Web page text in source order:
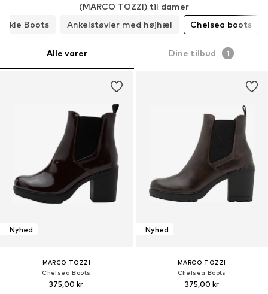
(MARCO TOZZI) til damer
Boots
Ankelstøvler med højhæl Chelsea boots
Alle varer Dine tilbud 1
Nyhed
MARCO TOZZI
Chelsea Boots
375,00 kr
Nyhed
MARCO TOZZI
Chelsea Boots
375,00 kr